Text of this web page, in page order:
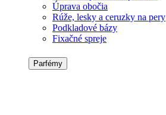
Úprava obočia
Rúže, lesky a ceruzky na pery
Podkladové bázy
Fixačné spreje
Parfémy